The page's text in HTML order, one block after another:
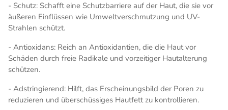
- Schutz: Schafft eine Schutzbarriere auf der Haut, die sie vor
äußeren Einflüssen wie Umweltverschmutzung und UV-
Strahlen schützt.
- Antioxidans: Reich an Antioxidantien, die die Haut vor
Schäden durch freie Radikale und vorzeitiger Hautalterung
schützen.
- Adstringierend: Hilft, das Erscheinungsbild der Poren zu
reduzieren und überschüssiges Hautfett zu kontrollieren.